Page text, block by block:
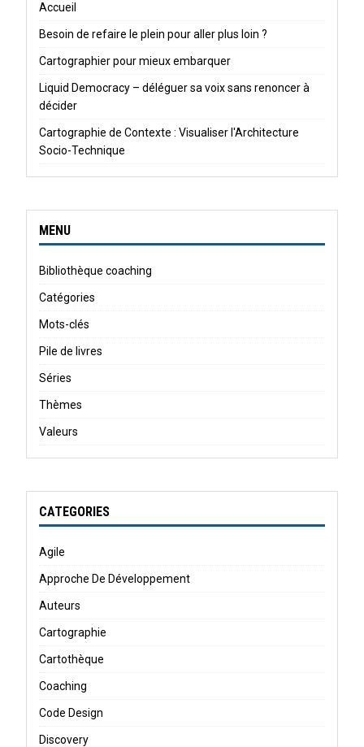
Accueil
Besoin de refaire le plein pour aller plus loin ?
Cartographier pour mieux embarquer
Liquid Democracy – déléguer sa voix sans renoncer à
décider
Cartographie de Contexte : Visualiser l'Architecture
Socio-Technique
MENU
Bibliothèque coaching
Catégories
Mots-clés
Pile de livres
Séries
Thèmes
Valeurs
CATEGORIES
Agile
Approche De Développement
Auteurs
Cartographie
Cartothèque
Coaching
Code Design
Discovery